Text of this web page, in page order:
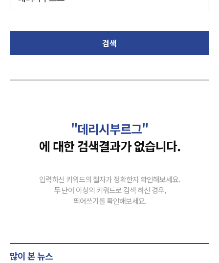
검색
"데리시부르그"
에 대한 검색결과가 없습니다.
입력하신 키워드의 철자가 정확한지 확인해보세요.
두 단어 이상의 키워드로 검색 하신 경우,
띄어쓰기를 확인해보세요.
많이 본 뉴스